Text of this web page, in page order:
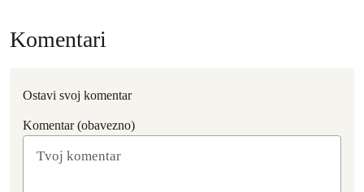
Komentari
Ostavi svoj komentar
Komentar (obavezno)